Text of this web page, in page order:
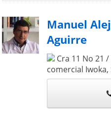
Manuel
Aguirre
Cra 11 No 21
comercial Iwoka,